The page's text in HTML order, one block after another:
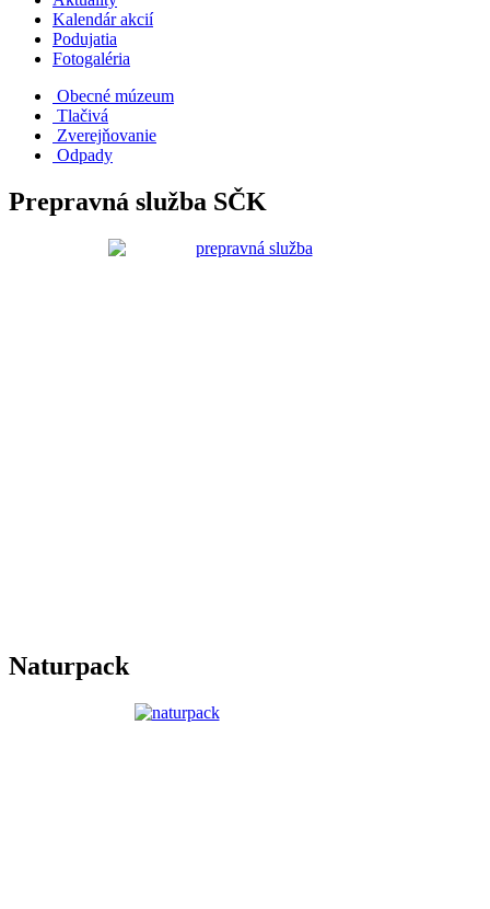
Kalendár akcií
Podujatia
Fotogaléria
Obecné múzeum
Tlačivá
Zverejňovanie
Odpady
Prepravná služba SČK
Naturpack